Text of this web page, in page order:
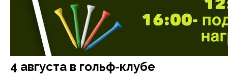
4 августа в гольф-клубе